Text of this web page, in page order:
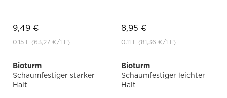
9,49 €
0.15 L (63,27 €/1 L)
8,95 €
0.11 L (81,36 €/1 L)
Bioturm
Schaumfestiger starker
Halt
Bioturm
Schaumfestiger leichter
Halt